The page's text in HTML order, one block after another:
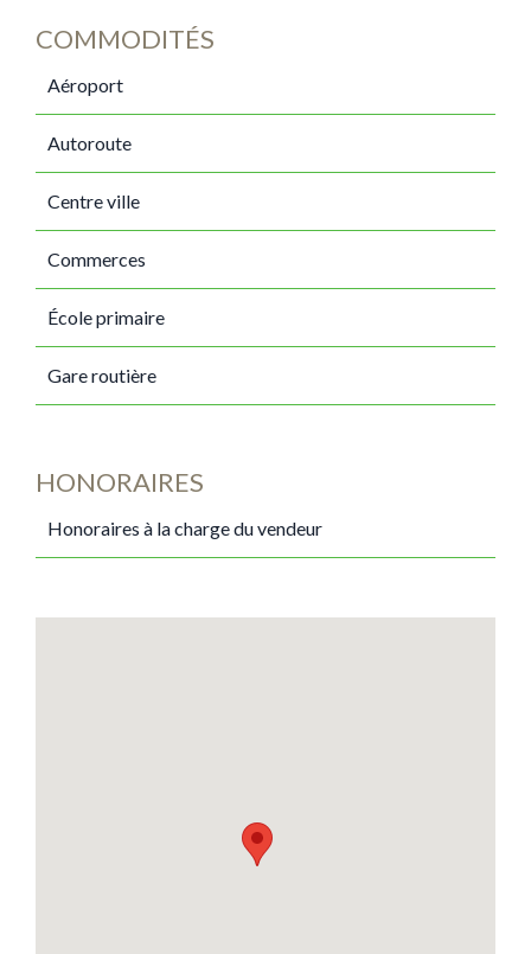
COMMODITÉS
Aéroport
Autoroute
Centre ville
Commerces
École primaire
Gare routière
HONORAIRES
Honoraires à la charge du vendeur